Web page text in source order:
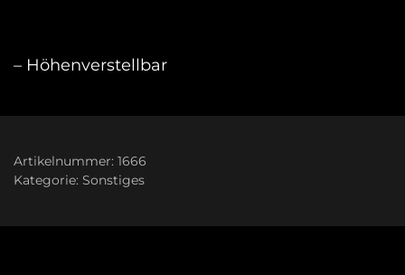
– Höhenverstellbar
Artikelnummer: 1666
Kategorie: Sonstiges